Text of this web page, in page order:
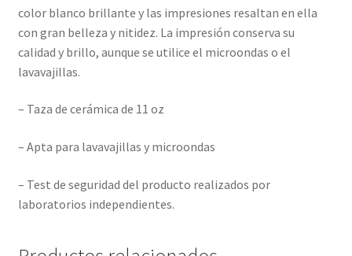
color blanco brillante y las impresiones resaltan en ella
con gran belleza y nitidez. La impresión conserva su
calidad y brillo, aunque se utilice el microondas o el
lavavajillas.
– Taza de cerámica de 11 oz
– Apta para lavavajillas y microondas
– Test de seguridad del producto realizados por
laboratorios independientes.